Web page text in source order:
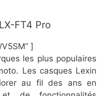
FT4 Pro
]
les plus populaires
Les casques Lexin
au fil des ans en